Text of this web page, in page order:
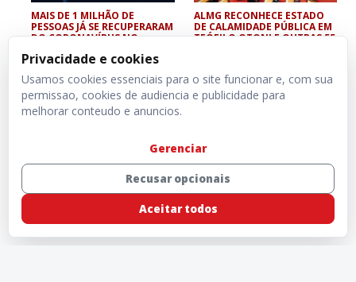
MAIS DE 1 MILHÃO DE
PESSOAS JÁ SE RECUPERARAM
DO CORONAVÍRUS NO
ALMG RECONHECE ESTADO
DE CALAMIDADE PÚBLICA EM
TEÓFILO OTONI E OUTRAS 55
Privacidade e cookies
Usamos cookies essenciais para o site funcionar e, com sua
permissao, cookies de audiencia e publicidade para
melhorar conteudo e anuncios.
Gerenciar
Recusar opcionais
Aceitar todos